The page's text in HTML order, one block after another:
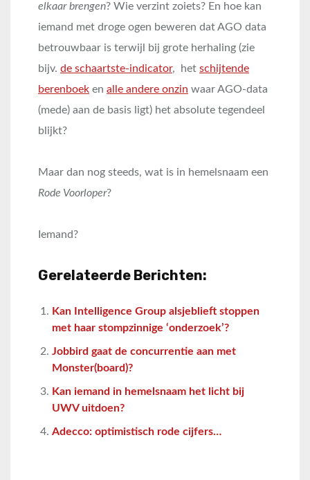
elkaar brengen? Wie verzint zoiets? En hoe kan
iemand met droge ogen beweren dat AGO data
betrouwbaar is terwijl bij grote herhaling (zie
bijv. de schaartste-indicator, het schijtende
berenboek en alle andere onzin waar AGO-data
(mede) aan de basis ligt) het absolute tegendeel
blijkt?
Maar dan nog steeds, wat is in hemelsnaam een
Rode Voorloper?
Iemand?
Gerelateerde Berichten:
Kan Intelligence Group alsjeblieft stoppen
met haar stompzinnige ‘onderzoek’?
Jobbird gaat de concurrentie aan met
Monster(board)?
Kan iemand in hemelsnaam het licht bij
UWV uitdoen?
Adecco: optimistisch rode cijfers…